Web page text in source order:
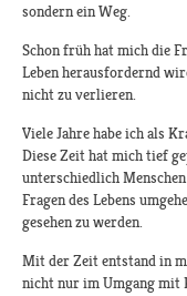
sondern ein Weg.
Schon früh hat mich die
Leben herausfordernd
nicht zu verlieren.
Viele Jahre habe ich als
Diese Zeit hat mich tief
unterschiedlich
Fragen des Lebens
gesehen zu werden.
Mit der Zeit entstand in
nicht nur im Umgang mit